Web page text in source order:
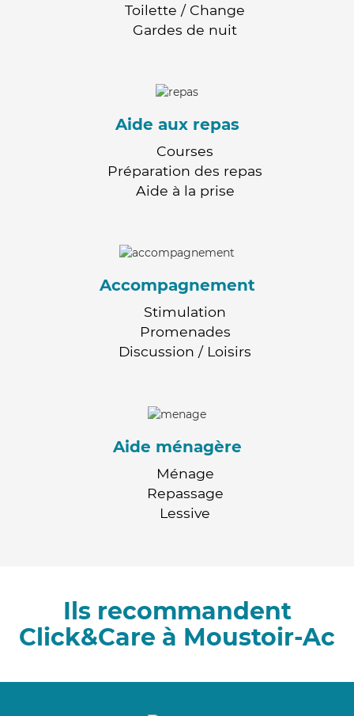
Toilette / Change
Gardes de nuit
Aide aux repas
Courses
Préparation des repas
Aide à la prise
Accompagnement
Stimulation
Promenades
Discussion / Loisirs
Aide ménagère
Ménage
Repassage
Lessive
Ils recommandent
Click&Care à Moustoir-Ac